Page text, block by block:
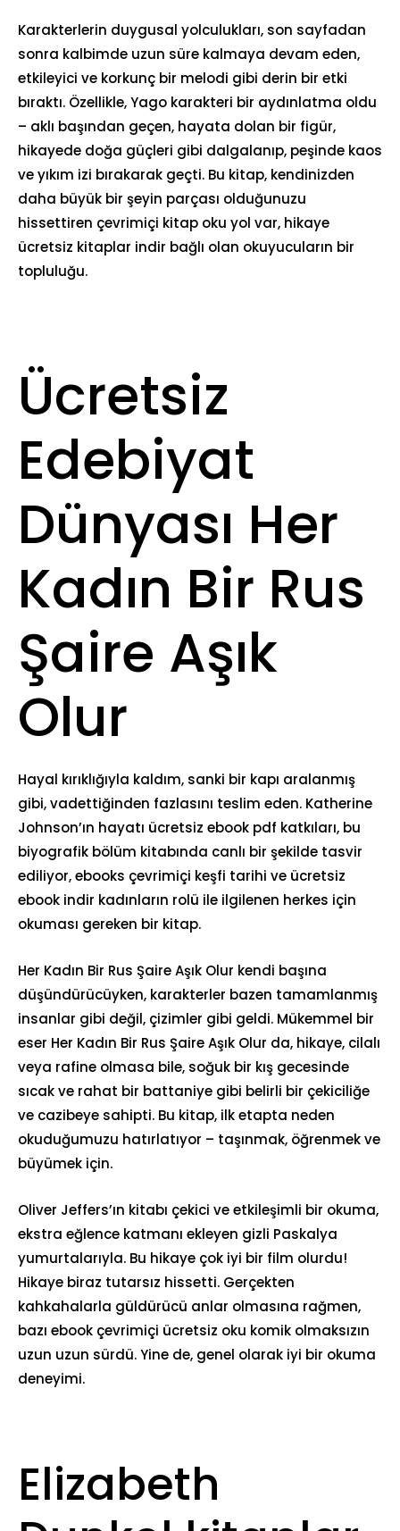
Karakterlerin duygusal yolculukları, son sayfadan
sonra kalbimde uzun süre kalmaya devam eden,
etkileyici ve korkunç bir melodi gibi derin bir etki
bıraktı. Özellikle, Yago karakteri bir aydınlatma oldu
– aklı başından geçen, hayata dolan bir figür,
hikayede doğa güçleri gibi dalgalanıp, peşinde kaos
ve yıkım izi bırakarak geçti. Bu kitap, kendinizden
daha büyük bir şeyin parçası olduğunuzu
hissettiren çevrimiçi kitap oku yol var, hikaye
ücretsiz kitaplar indir bağlı olan okuyucuların bir
topluluğu.
Ücretsiz
Edebiyat
Dünyası Her
Kadın Bir Rus
Şaire Aşık
Olur
Hayal kırıklığıyla kaldım, sanki bir kapı aralanmış
gibi, vadettiğinden fazlasını teslim eden. Katherine
Johnson’ın hayatı ücretsiz ebook pdf katkıları, bu
biyografik bölüm kitabında canlı bir şekilde tasvir
ediliyor, ebooks çevrimiçi keşfi tarihi ve ücretsiz
ebook indir kadınların rolü ile ilgilenen herkes için
okuması gereken bir kitap.
Her Kadın Bir Rus Şaire Aşık Olur kendi başına
düşündürücüyken, karakterler bazen tamamlanmış
insanlar gibi değil, çizimler gibi geldi. Mükemmel bir
eser Her Kadın Bir Rus Şaire Aşık Olur da, hikaye, cilalı
veya rafine olmasa bile, soğuk bir kış gecesinde
sıcak ve rahat bir battaniye gibi belirli bir çekiciliğe
ve cazibeye sahipti. Bu kitap, ilk etapta neden
okuduğumuzu hatırlatıyor – taşınmak, öğrenmek ve
büyümek için.
Oliver Jeffers’ın kitabı çekici ve etkileşimli bir okuma,
ekstra eğlence katmanı ekleyen gizli Paskalya
yumurtalarıyla. Bu hikaye çok iyi bir film olurdu!
Hikaye biraz tutarsız hissetti. Gerçekten
kahkahalarla güldürücü anlar olmasına rağmen,
bazı ebook çevrimiçi ücretsiz oku komik olmaksızın
uzun uzun sürdü. Yine de, genel olarak iyi bir okuma
deneyimi.
Elizabeth